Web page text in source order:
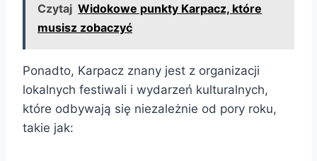
Czytaj Widokowe punkty Karpacz, które
musisz zobaczyć
Ponadto, Karpacz znany jest z organizacji
lokalnych festiwali i wydarzeń kulturalnych,
które odbywają się niezależnie od pory roku,
takie jak: